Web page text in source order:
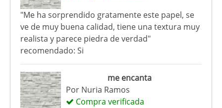
"Me ha sorprendido gratamente este papel, se
ve de muy buena calidad, tiene una textura muy
realista y parece piedra de verdad"
recomendado: Si
me encanta
Por Nuria Ramos
Compra verificada